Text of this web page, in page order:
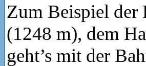
Zum Beispiel der
(1248 m), dem
geht’s mit der